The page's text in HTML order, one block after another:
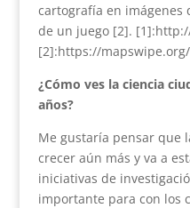
cartografía en imágenes
de un juego [2].
[2]:https://mapswipe.org/
¿Cómo ves la ciencia
años?
Me gustaría pensar que
crecer aún más y va a
iniciativas de
importante para con los